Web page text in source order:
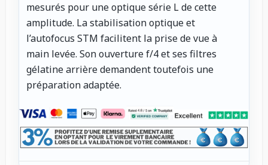
mesurés pour une optique série L de cette
amplitude. La stabilisation optique et
l’autofocus STM facilitent la prise de vue à
main levée. Son ouverture f/4 et ses filtres
gélatine arrière demandent toutefois une
préparation adaptée.